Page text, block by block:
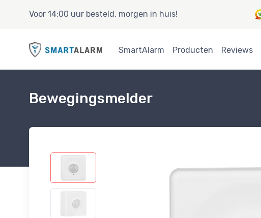
Voor 14:00 uur besteld, morgen in huis!
SmartAlarm Producten Reviews
Bewegingsmelder